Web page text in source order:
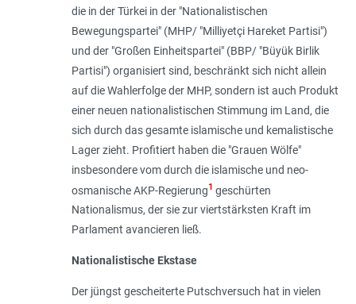
die in der Türkei in der "Nationalistischen
Bewegungspartei" (MHP/ "Milliyetçi Hareket Partisi")
und der "Großen Einheitspartei" (BBP/ "Büyük Birlik
Partisi") organisiert sind, beschränkt sich nicht allein
auf die Wahlerfolge der MHP, sondern ist auch Produkt
einer neuen nationalistischen Stimmung im Land, die
sich durch das gesamte islamische und kemalistische
Lager zieht. Profitiert haben die "Grauen Wölfe"
insbesondere vom durch die islamische und neo-
osmanische AKP-Regierung1 geschürten
Nationalismus, der sie zur viertstärksten Kraft im
Parlament avancieren ließ.
Nationalistische Ekstase
Der jüngst gescheiterte Putschversuch hat in vielen